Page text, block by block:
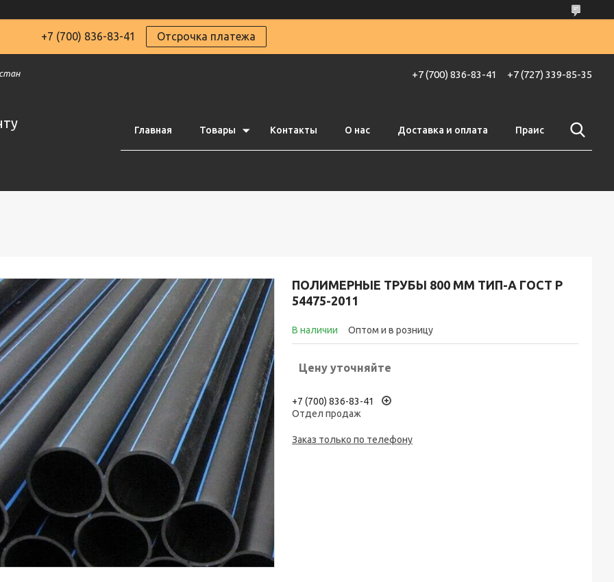
+7 (700) 836-83-41 Отсрочка платежа
+7 (700) 836-83-41 +7 (727) 339-85-35
Главная Товары Контакты О нас Доставка и оплата Праис
ПОЛИМЕРНЫЕ ТРУБЫ 800 ММ ТИП-А ГОСТ Р
54475-2011
В наличии Оптом и в розницу
Цену уточняйте
+7 (700) 836-83-41
Отдел продаж
Заказ только по телефону